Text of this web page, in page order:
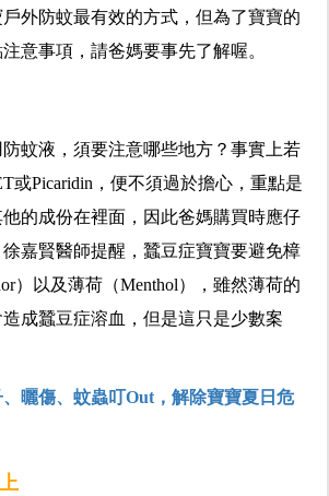
外防蚊最有效的方式，但為了寶寶的
意事項，請爸媽要事先了解喔。
蚊液，須要注意哪些地方？事實上若
或Picaridin，便不須過於擔心，重點是
的成份在裡面，因此爸媽購買時應仔
嘉賢醫師提醒，蠶豆症寶寶要避免樟
）以及薄荷（Menthol），雖然薄荷的
成蠶豆症溶血，但是這只是少數案
曬傷、蚊蟲叮Out，解除寶寶夏日危